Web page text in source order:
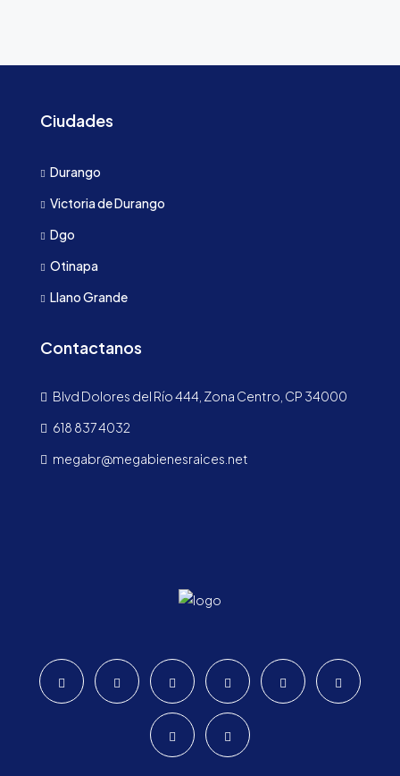
Ciudades
Durango
Victoria de Durango
Dgo
Otinapa
Llano Grande
Contactanos
Blvd Dolores del Río 444, Zona Centro, CP 34000
618 837 4032
megabr@megabienesraices.net